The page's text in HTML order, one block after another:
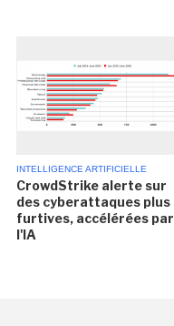
INTELLIGENCE ARTIFICIELLE
CrowdStrike alerte sur
des cyberattaques plus
furtives, accélérées par
l'IA